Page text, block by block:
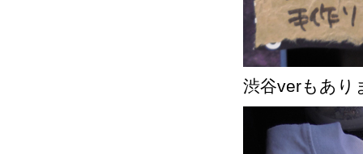
渋谷verもあり